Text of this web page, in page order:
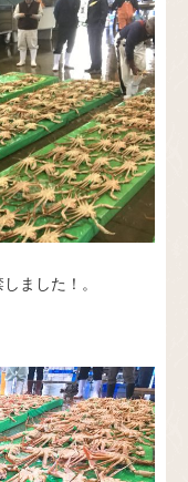
ました！。